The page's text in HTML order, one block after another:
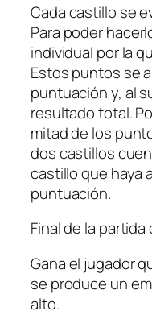
Cada castillo se
Para poder
individual por la
Estos puntos se
puntuación y, al
resultado total.
mitad de los
dos castillos
castillo que haya
puntuación.
Final de la
Gana el jugador
se produce un
alto.